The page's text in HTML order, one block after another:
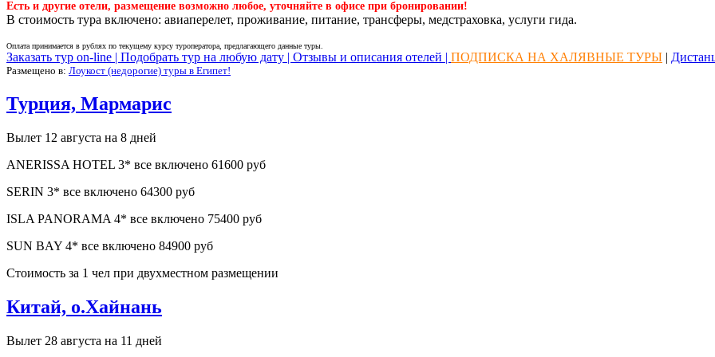
Есть и другие отели, размещение возможно любое, уточняйте в офисе при бронировании!
В стоимость тура включено: авиаперелет, проживание, питание, трансферы, медстраховка, услуги гида.
Оплата принимается в рублях по текущему курсу туроператора, предлагающего данные туры.
Заказать тур on-line | Подобрать тур на любую дату | Отзывы и описания отелей | ПОДПИСКА НА ХАЛЯВНЫЕ ТУРЫ |
Размещено в: Лоукост (недорогие) туры в Египет!
Турция, Мармарис
Вылет 12 августа на 8 дней
ANERISSA HOTEL 3* все включено 61600 руб
SERIN 3* все включено 64300 руб
ISLA PANORAMA 4* все включено 75400 руб
SUN BAY 4* все включено 84900 руб
Стоимость за 1 чел при двухместном размещении
Китай, о.Хайнань
Вылет 28 августа на 11 дней